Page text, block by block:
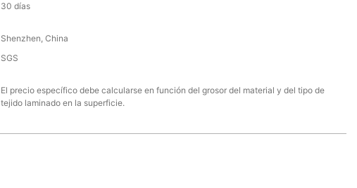
30 días
Shenzhen, China
SGS
El precio específico debe calcularse en función del grosor del material y del tipo de
tejido laminado en la superficie.